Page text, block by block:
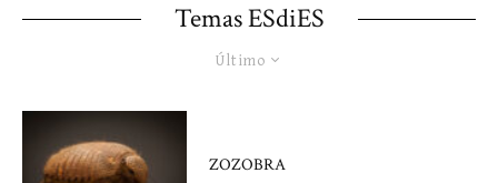
Temas ESdiES
Último
ZOZOBRA